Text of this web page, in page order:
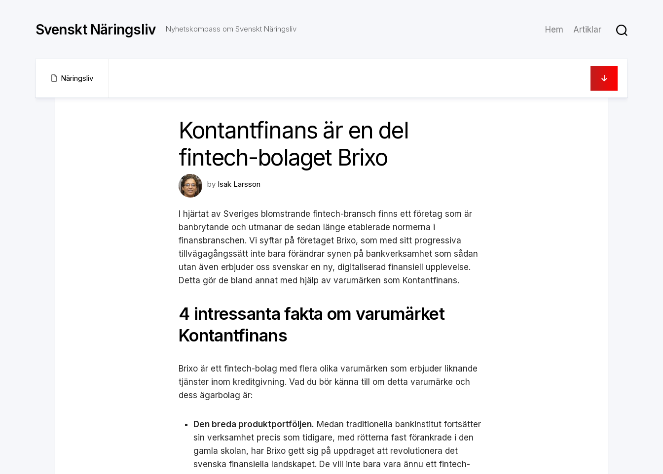
Svenskt Näringsliv Nyhetskompass om Svenskt Näringsliv Hem Artiklar
Näringsliv
Kontantfinans är en del
fintech-bolaget Brixo
by Isak Larsson
I hjärtat av Sveriges blomstrande fintech-bransch finns ett företag som är
banbrytande och utmanar de sedan länge etablerade normerna i
finansbranschen. Vi syftar på företaget Brixo, som med sitt progressiva
tillvägagångssätt inte bara förändrar synen på bankverksamhet som sådan
utan även erbjuder oss svenskar en ny, digitaliserad finansiell upplevelse.
Detta gör de bland annat med hjälp av varumärken som Kontantfinans.
4 intressanta fakta om varumärket
Kontantfinans
Brixo är ett fintech-bolag med flera olika varumärken som erbjuder liknande
tjänster inom kreditgivning. Vad du bör känna till om detta varumärke och
dess ägarbolag är:
Den breda produktportföljen. Medan traditionella bankinstitut fortsätter
sin verksamhet precis som tidigare, med rötterna fast förankrade i den
gamla skolan, har Brixo gett sig på uppdraget att revolutionera det
svenska finansiella landskapet. De vill inte bara vara ännu ett fintech-